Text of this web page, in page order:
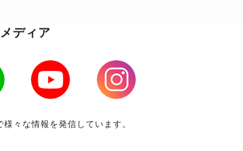
ディア
Youtube
Instagram
々な情報を発信しています。